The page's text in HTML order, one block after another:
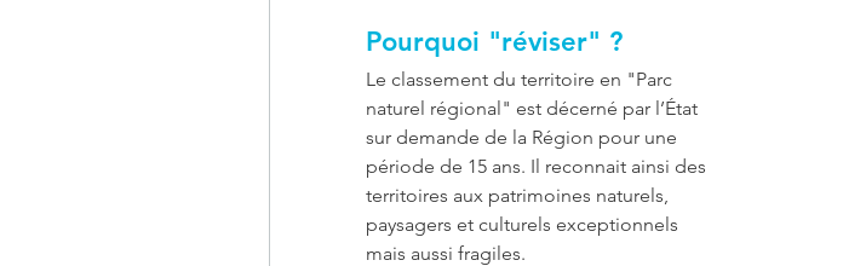
Pourquoi "réviser" ?
Le classement du territoire en "Parc
naturel régional" est décerné par l’État
sur demande de la Région pour une
période de 15 ans. Il reconnait ainsi des
territoires aux patrimoines naturels,
paysagers et culturels exceptionnels
mais aussi fragiles.